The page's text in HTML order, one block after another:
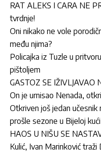
RAT ALEKS I CARA NE
tvrdnje!
Oni nikako ne vole
među njima?
Policajka iz Tuzle u
pištoljem
GASTOZ SE
On je urnisao Nenada,
Otkriven još jedan učesnik
prošle sezone u Bijeloj kući
HAOS U NIŠU SE
Kulić, Ivan Marinković